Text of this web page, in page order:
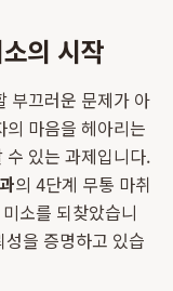
의 시작
부끄러운 문제가 아
마음을 헤아리는
수 있는 과제입니다.
의 4단계 무통 마취
소를 되찾았습니
을 증명하고 있습